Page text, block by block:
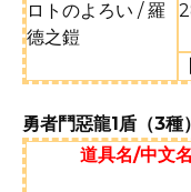
ロトのよろい / 羅
德之鎧
勇者鬥惡龍1盾（3種）
道具名/中文名